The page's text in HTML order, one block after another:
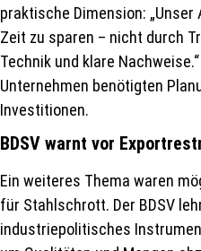
praktische Dimension:
Zeit zu sparen – nicht durch
Technik und klare
Unternehmen benötigten
Investitionen.
BDSV warnt vor
Ein weiteres Thema waren
für Stahlschrott. Der BDSV
industriepolitisches